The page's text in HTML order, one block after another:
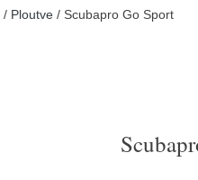
/ Ploutve / Scubapro Go Sport